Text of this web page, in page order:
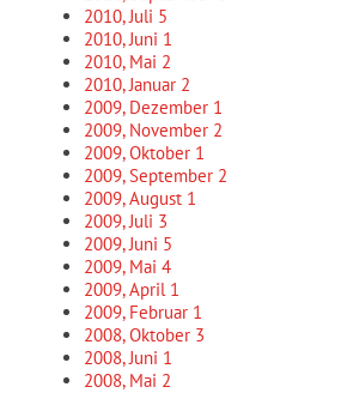
2010, Juli 5
2010, Juni 1
2010, Mai 2
2010, Januar 2
2009, Dezember 1
2009, November 2
2009, Oktober 1
2009, September 2
2009, August 1
2009, Juli 3
2009, Juni 5
2009, Mai 4
2009, April 1
2009, Februar 1
2008, Oktober 3
2008, Juni 1
2008, Mai 2